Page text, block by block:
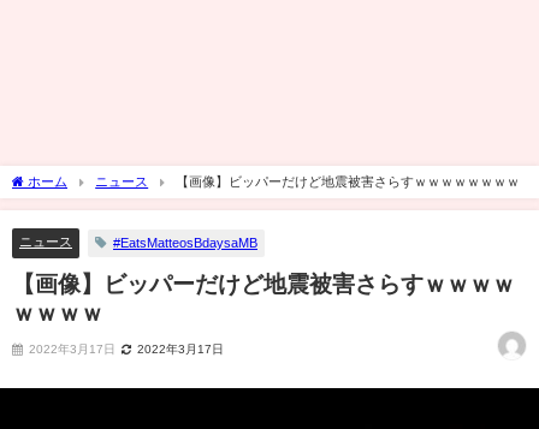
ホーム ニュース 【画像】ビッパーだけど地震被害さらすｗｗｗｗｗｗｗｗ
ニュース #EatsMatteosBdaysaMB
【画像】ビッパーだけど地震被害さらすｗｗｗｗ
ｗｗｗｗ
2022年3月17日 2022年3月17日